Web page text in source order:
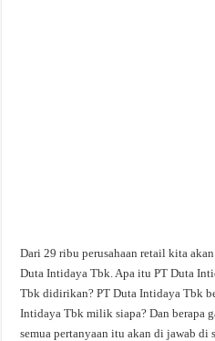
Dari 29 ribu perusahaan retail kita
Duta Intidaya Tbk. Apa itu PT Duta
Tbk didirikan? PT Duta Intidaya Tbk
Intidaya Tbk milik siapa? Dan berapa
semua pertanyaan itu akan di jawab